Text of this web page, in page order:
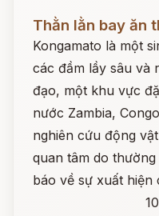
Đọc ngay
Thằn lằn bay ăn
Kongamato là một
các đầm lầy sâu và
đạo, một khu vực
nước Zambia,
nghiên cứu động
quan tâm do
báo về sự xuất hiện